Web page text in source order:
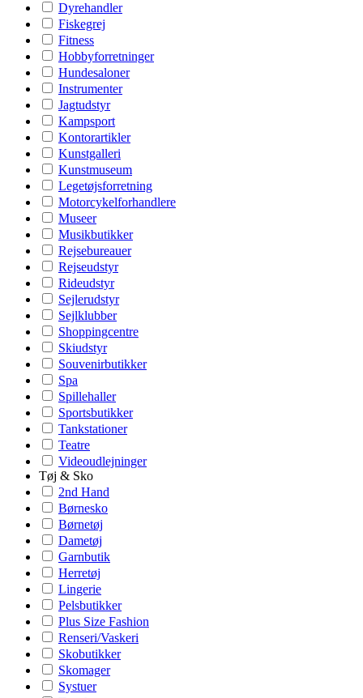
Dyrehandler
Fiskegrej
Fitness
Hobbyforretninger
Hundesaloner
Instrumenter
Jagtudstyr
Kampsport
Kontorartikler
Kunstgalleri
Kunstmuseum
Legetøjsforretning
Motorcykelforhandlere
Museer
Musikbutikker
Rejsebureauer
Rejseudstyr
Rideudstyr
Sejlerudstyr
Sejlklubber
Shoppingcentre
Skiudstyr
Souvenirbutikker
Spa
Spillehaller
Sportsbutikker
Tankstationer
Teatre
Videoudlejninger
Tøj & Sko
2nd Hand
Børnesko
Børnetøj
Dametøj
Garnbutik
Herretøj
Lingerie
Pelsbutikker
Plus Size Fashion
Renseri/Vaskeri
Skobutikker
Skomager
Systuer